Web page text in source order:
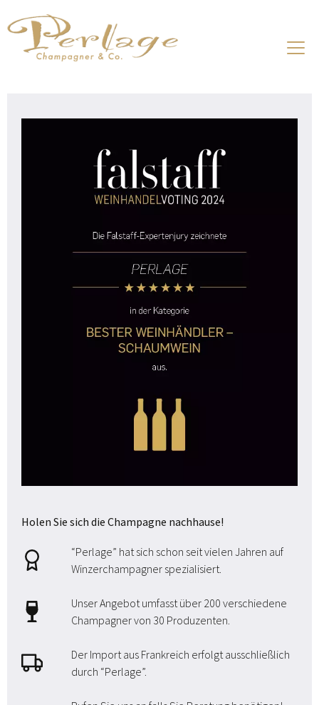
Preisliste
Onlineshop
Holen Sie sich die Champagne nachhause!
“Perlage” hat sich schon seit vielen Jahren auf
Winzerchampagner spezialisiert.
Unser Angebot umfasst über 200 verschiedene
Champagner von 30 Produzenten.
Der Import aus Frankreich erfolgt ausschließlich
durch “Perlage”.